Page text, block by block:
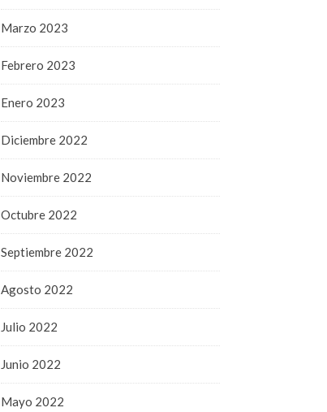
Marzo 2023
Febrero 2023
Enero 2023
Diciembre 2022
Noviembre 2022
Octubre 2022
Septiembre 2022
Agosto 2022
Julio 2022
Junio 2022
Mayo 2022